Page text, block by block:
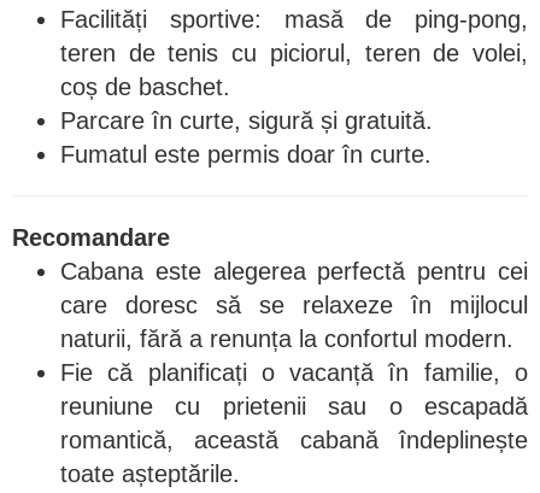
Facilități sportive: masă de ping-pong,
teren de tenis cu piciorul, teren de volei,
coș de baschet.
Parcare în curte, sigură și gratuită.
Fumatul este permis doar în curte.
Recomandare
Cabana este alegerea perfectă pentru cei
care doresc să se relaxeze în mijlocul
naturii, fără a renunța la confortul modern.
Fie că planificați o vacanță în familie, o
reuniune cu prietenii sau o escapadă
romantică, această cabană îndeplinește
toate așteptările.